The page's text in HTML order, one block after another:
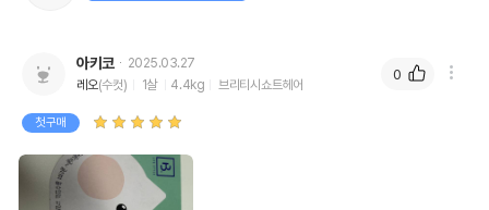
아키코
2025.03.27
레오(수컷) 1살 4.4kg 브리티시쇼트헤어
첫구매
0